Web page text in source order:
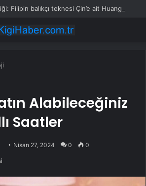
Alabileceğiniz
Saatler
Nisan 27, 2024 0 0